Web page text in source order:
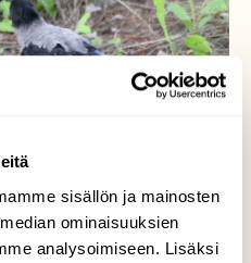
sisällön ja mainosten
ominaisuuksien
analysoimiseen. Lisäksi